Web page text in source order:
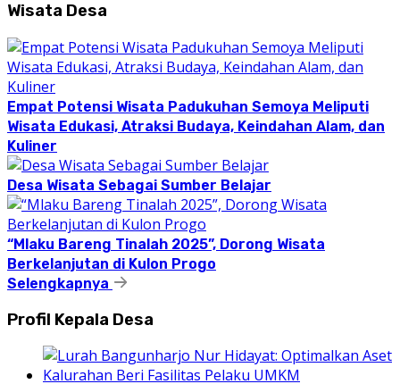
Wisata Desa
Empat Potensi Wisata Padukuhan Semoya Meliputi
Wisata Edukasi, Atraksi Budaya, Keindahan Alam, dan
Kuliner
Desa Wisata Sebagai Sumber Belajar
“Mlaku Bareng Tinalah 2025”, Dorong Wisata
Berkelanjutan di Kulon Progo
Selengkapnya
Profil Kepala Desa